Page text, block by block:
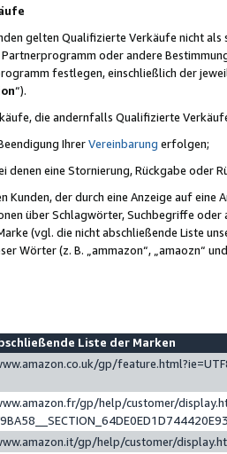
gelten Qualifizierte Verkäufe nicht
oder andere
festlegen, einschließlich der
“).
die andernfalls Qualifizierte
IhrerVereinbarung erfolgen;
denen eine Stornierung, Rückgabe oder
Kunden, der durch eine Anzeige auf
über Schlagwörter, Suchbegriffe
(vgl. die nicht abschließende Liste
Wörter (z. B. „ammazon“, „amaozn“
Liste der Marken
gp/
gp/help/customer/
gp/help/customer/